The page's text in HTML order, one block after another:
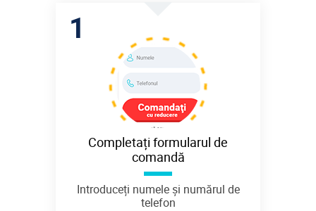
Completați formularul de
comandă
Introduceți numele și numărul de
telefon